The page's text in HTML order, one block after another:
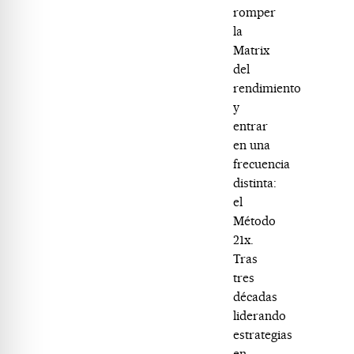
romper
la
Matrix
del
rendimiento
y
entrar
en una
frecuencia
distinta:
el
Método
21x.
Tras
tres
décadas
liderando
estrategias